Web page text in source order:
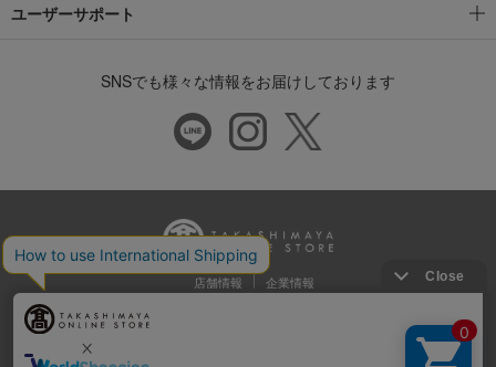
ユーザーサポート
SNSでも様々な情報をお届けしております
店舗情報 企業情報
推奨環境 特定商取引法に基づく表示
プライバシーポリシー
Cookie等の第三者提供について
ウェブアクセシビリティ方針